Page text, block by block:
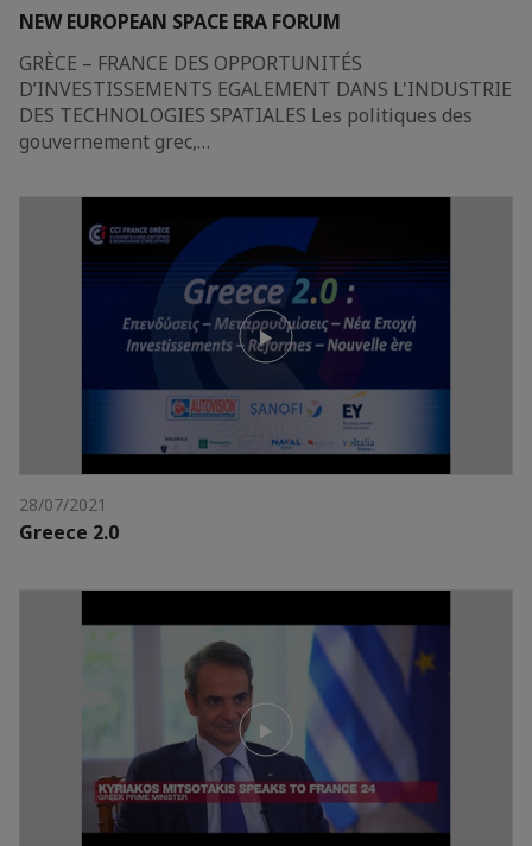
NEW EUROPEAN SPACE ERA FORUM
GRÈCE – FRANCE DES OPPORTUNITÉS
D’INVESTISSEMENTS EGALEMENT DANS L'INDUSTRIE
DES TECHNOLOGIES SPATIALES Les politiques des
gouvernement grec,…
28/07/2021
Greece 2.0